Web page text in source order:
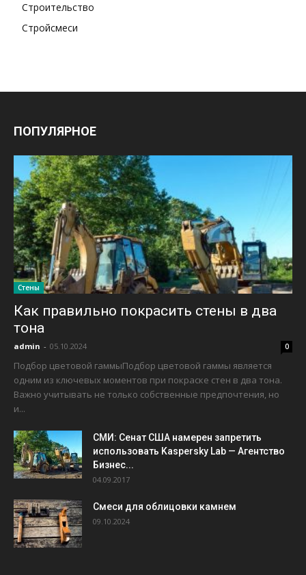
Строительство
Стройсмеси
ПОПУЛЯРНОЕ
Стены
Как правильно покрасить стены в два
тона
admin - 05.10.2024 0
Подбор цветовой гаммыПодбор цветовой гаммы является
одним из ключевых моментов при покраске стен в два тона.
Важно учитывать не только собственные предпочтения, но
и...
СМИ: Сенат США намерен запретить
использовать Kaspersky Lab — Агентство
Бизнес...
04.09.2017
Смеси для облицовки камнем
09.10.2024